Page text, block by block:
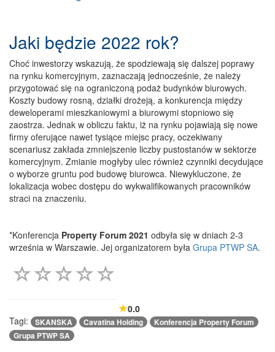
Jaki będzie 2022 rok?
Choć inwestorzy wskazują, że spodziewają się dalszej poprawy
na rynku komercyjnym, zaznaczają jednocześnie, że należy
przygotować się na ograniczoną podaż budynków biurowych.
Koszty budowy rosną, działki drożeją, a konkurencja między
deweloperami mieszkaniowymi a biurowymi stopniowo się
zaostrza. Jednak w obliczu faktu, iż na rynku pojawiają się nowe
firmy oferujące nawet tysiące miejsc pracy, oczekiwany
scenariusz zakłada zmniejszenie liczby pustostanów w sektorze
komercyjnym. Zmianie mogłyby ulec również czynniki decydujące
o wyborze gruntu pod budowę biurowca. Niewykluczone, że
lokalizacja wobec dostępu do wykwalifikowanych pracowników
straci na znaczeniu.
*Konferencja Property Forum 2021 odbyła się w dniach 2-3
września w Warszawie. Jej organizatorem była Grupa PTWP SA.
0.0
Tagi:
SKANSKA Cavatina Holding
Konferencja Property Forum
Grupa PTWP SA